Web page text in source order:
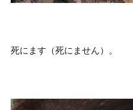
死にます（死にません）。